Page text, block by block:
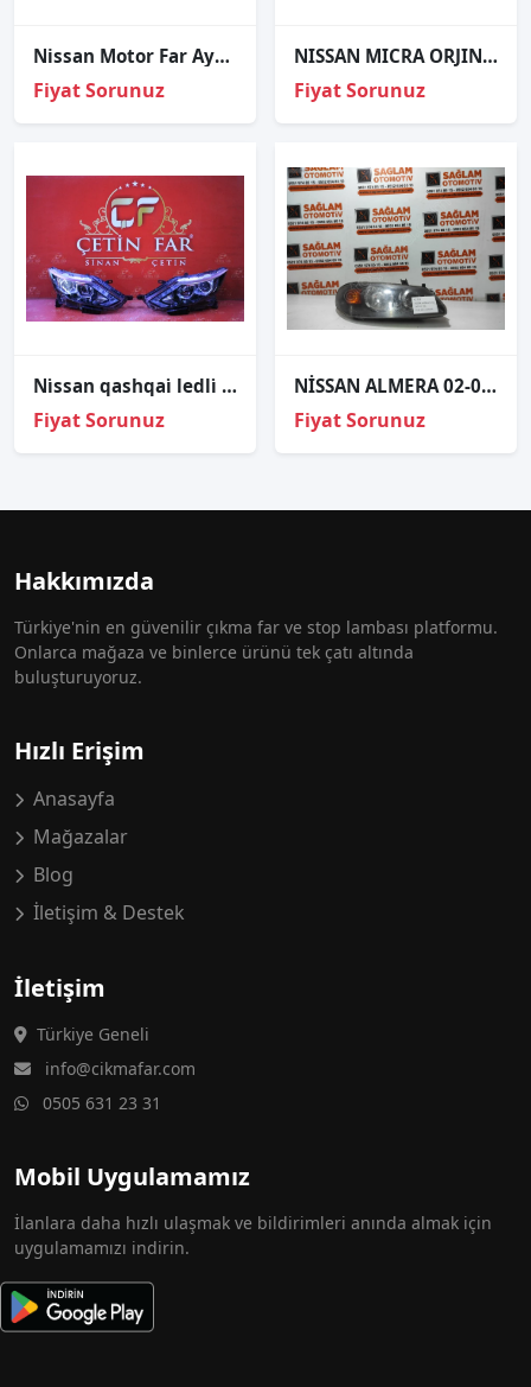
Nissan Motor Far Ayar Qashqai 07-13/Navara 06-14/Primera 02-08/Al
Fiyat Sorunuz
NISSAN MICRA ORJINAL ÇIKMA SOL FAR
Fiyat Sorunuz
Ni̇ssan qashqai̇ ledli̇ sağ sol far sıfır orj 2013-2017
Fiyat Sorunuz
NİSSAN ALMERA 02-06 ÇIKMA SAĞ ÖN FAR OEM; 26010-BN67A
Fiyat Sorunuz
Hakkımızda
Türkiye'nin en güvenilir çıkma far ve stop lambası platformu.
Onlarca mağaza ve binlerce ürünü tek çatı altında
buluşturuyoruz.
Hızlı Erişim
Anasayfa
Mağazalar
Blog
İletişim & Destek
İletişim
Türkiye Geneli
info@cikmafar.com
0505 631 23 31
Mobil Uygulamamız
İlanlara daha hızlı ulaşmak ve bildirimleri anında almak için
uygulamamızı indirin.